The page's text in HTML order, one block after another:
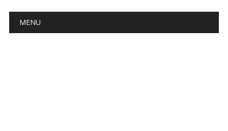
Main menu
MENU